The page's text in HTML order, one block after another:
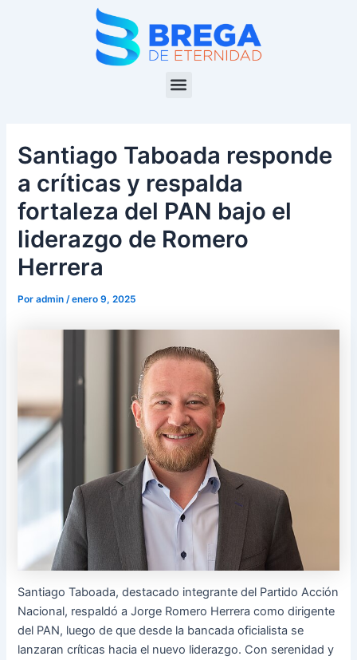
Menu
Santiago Taboada responde
a críticas y respalda
fortaleza del PAN bajo el
liderazgo de Romero
Herrera
Poradmin /enero 9, 2025
Santiago Taboada, destacado integrante del Partido Acción
Nacional, respaldó a Jorge Romero Herrera como dirigente
del PAN, luego de que desde la bancada oficialista se
lanzaran críticas hacia el nuevo liderazgo. Con serenidad y